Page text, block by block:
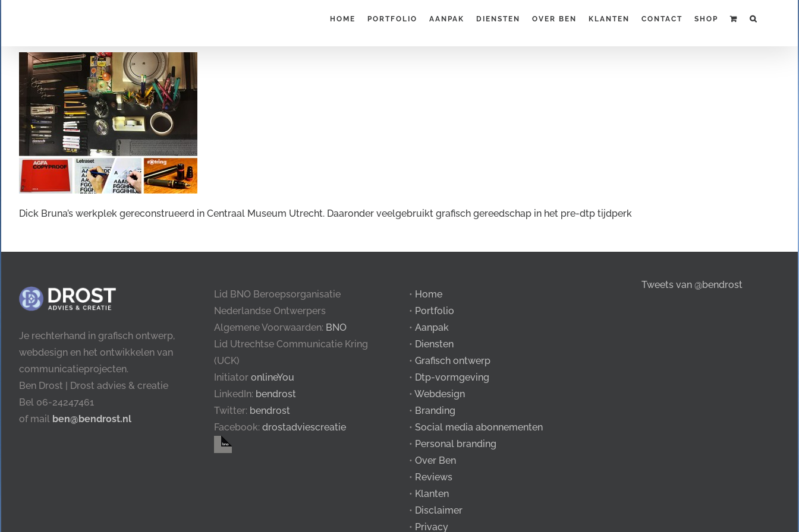
HOME PORTFOLIO AANPAK DIENSTEN OVER BEN KLANTEN CONTACT SHOP
Dick Bruna’s werkplek gereconstrueerd in Centraal Museum Utrecht. Daaronder veelgebruikt grafisch gereedschap in het pre-dtp tijdperk
Je rechterhand in grafisch ontwerp,
webdesign en het ontwikkelen van
communicatieprojecten.
Ben Drost | Drost advies & creatie
Bel 06-24247461
of mail ben@bendrost.nl
Lid BNO Beroepsorganisatie
Nederlandse Ontwerpers
Algemene Voorwaarden: BNO
Lid Utrechtse Communicatie Kring
(UCK)
Initiator onlineYou
LinkedIn: bendrost
Twitter: bendrost
Facebook: drostadviescreatie
• Home
• Portfolio
• Aanpak
• Diensten
• Grafisch ontwerp
• Dtp-vormgeving
• Webdesign
• Branding
• Social media abonnementen
• Personal branding
• Over Ben
• Reviews
• Klanten
• Disclaimer
• Privacy
Tweets van @bendrost